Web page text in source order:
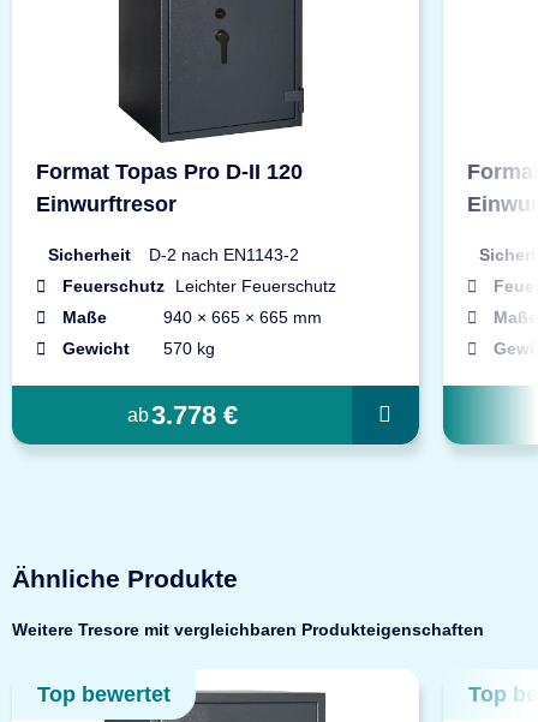
Format Topas Pro D-II 120
Einwurftresor
Sicherheit
D-2 nach EN1143-2
Feuerschutz
Leichter Feuerschutz
Maße
940 × 665 × 665 mm
Gewicht
570 kg
ab3.778 €
Maße
Ähnliche Produkte
Weitere Tresore mit vergleichbaren Produkteigenschaften
Top bewertet Top